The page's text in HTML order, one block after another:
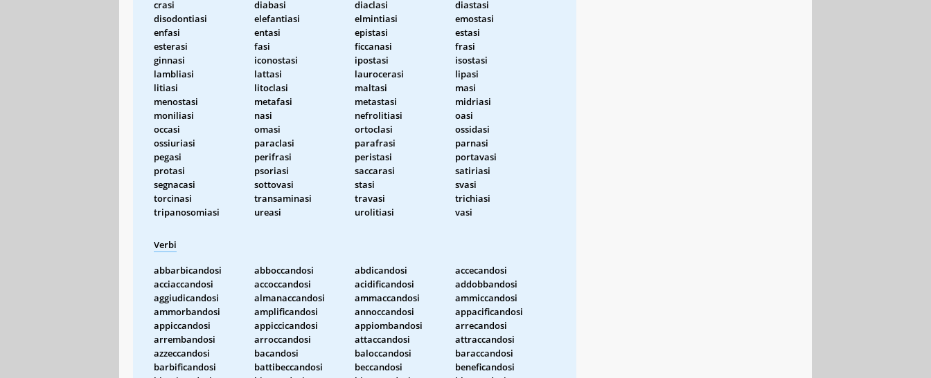
crasi
diabasi diaclasi
diastasi
disodontiasi
elefantiasi elmintiasi
emostasi
enfasi
entasi epistasi
estasi
esterasi
fasi ficcanasi
frasi
ginnasi
iconostasi ipostasi
isostasi
lambliasi
lattasi laurocerasi
lipasi
litiasi
litoclasi maltasi
masi
menostasi
metafasi metastasi
midriasi
moniliasi
nasi nefrolitiasi
oasi
occasi
omasi ortoclasi
ossidasi
ossiuriasi
paraclasi parafrasi
parnasi
pegasi
perifrasi peristasi
portavasi
protasi
psoriasi saccarasi
satiriasi
segnacasi
sottovasi stasi
svasi
torcinasi
transaminasi travasi
trichiasi
tripanosomiasi
ureasi urolitiasi vasi
Verbi
abbarbicandosi abboccandosi abdicandosi
accecandosi
acciaccandosi
accoccandosi acidificandosi
addobbandosi
aggiudicandosi
almanaccandosi ammaccandosi
ammiccandosi
ammorbandosi
amplificandosi annoccandosi
appacificandosi
appiccandosi
appiccicandosi appiombandosi
arrecandosi
arrembandosi
arroccandosi attaccandosi
attraccandosi
azzeccandosi
bacandosi baloccandosi
baraccandosi
barbificandosi
battibeccandosi beccandosi
beneficandosi